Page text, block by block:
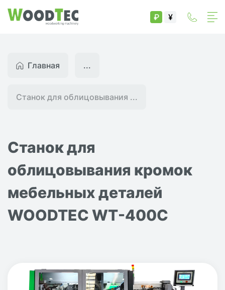
₽ ¥
Главная
Станок для облицовывания ...
...
Станок для
облицовывания кромок
мебельных деталей
WOODTEC WT-400С